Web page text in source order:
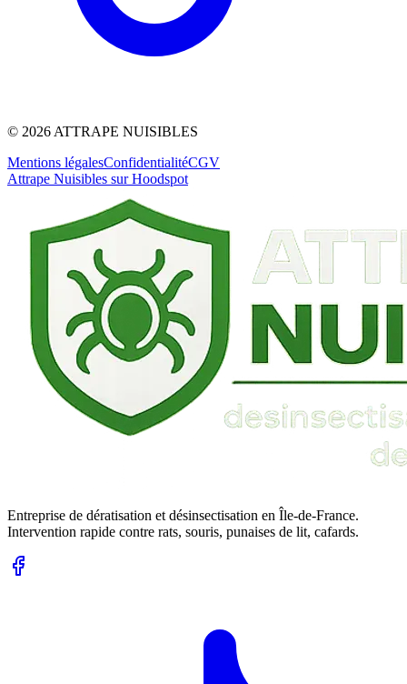
© 2026 ATTRAPE NUISIBLES
Mentions légalesConfidentialitéCGV
Attrape Nuisibles sur Hoodspot
Entreprise de dératisation et désinsectisation en Île-de-France.
Intervention rapide contre rats, souris, punaises de lit, cafards.